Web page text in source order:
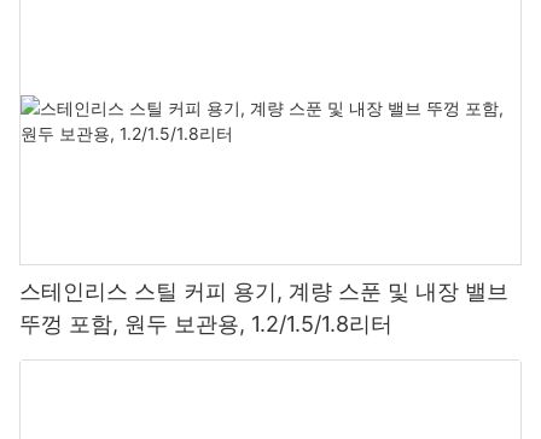
스테인리스 스틸 커피 용기, 계량 스푼 및 내장 밸브
뚜껑 포함, 원두 보관용, 1.2/1.5/1.8리터